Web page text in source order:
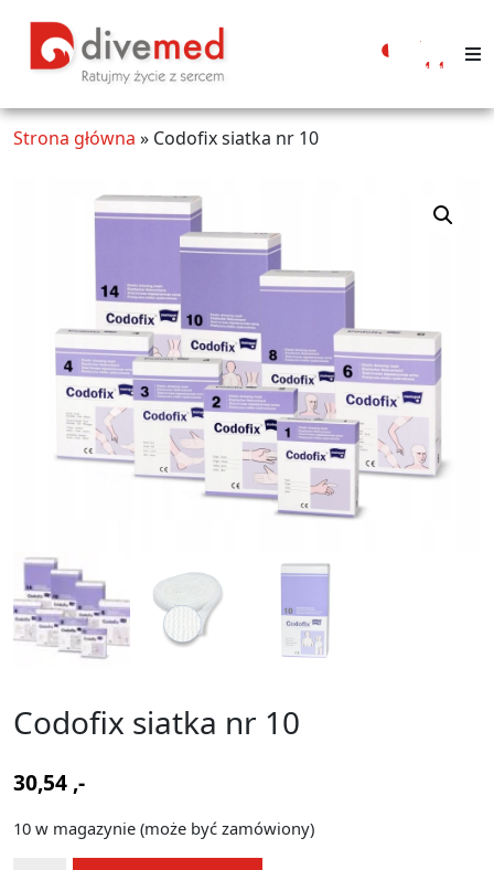
Moje
Strona główna » Codofix siatka nr 10
Codofix siatka nr 10
30,54 ,-
10 w magazynie (może być zamówiony)